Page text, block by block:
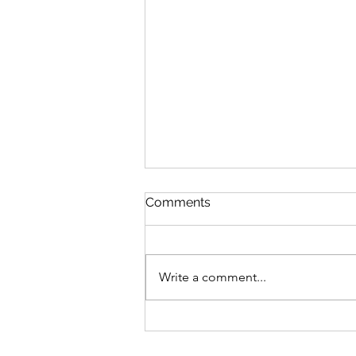
שש שנים לאמא
Comments
Write a comment...